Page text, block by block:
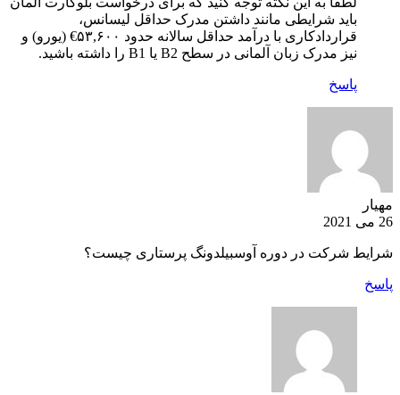
باید شرایطی مانند داشتن مدرک حداقل لیسانس،
قراردادکاری با درآمد حداقل سالانه حدود ۵۳,۶۰۰€ (یورو) و
نیز مدرک زبان آلمانی در سطح B2 یا B1 را داشته باشید.
پاسخ
مهیار
26 می 2021
شرایط شرکت در دوره آوسبیلدونگ پرستاری چیست؟
پاسخ